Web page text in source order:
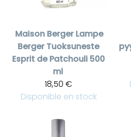
Maison Berger Lampe
Berger Tuoksuneste
Esprit de Patchouli 500
ml
18,50 €
Disponible en stock